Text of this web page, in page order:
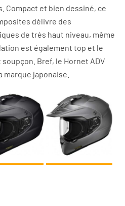
Compact et bien dessiné, ce
délivre des
de très haut niveau, même
est également top et le
Bref, le Hornet ADV
japonaise.